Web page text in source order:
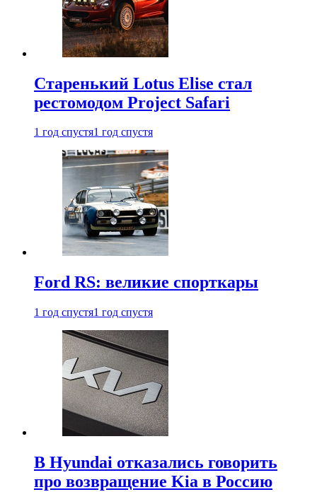
Старенький Lotus Elise стал
рестомодом Project Safari
1 год спустя1 год спустя
Ford RS: великие спорткары
1 год спустя1 год спустя
В Hyundai отказались говорить
про возвращение Kia в Россию